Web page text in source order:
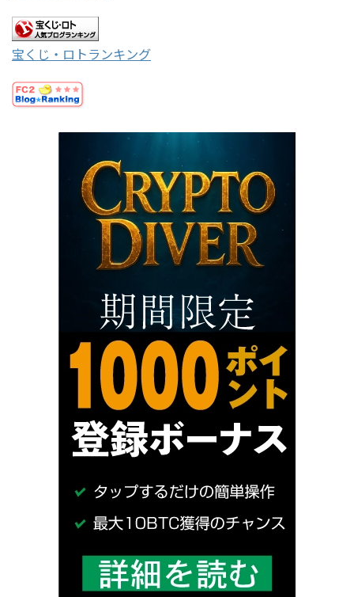
宝くじ・ロトランキング